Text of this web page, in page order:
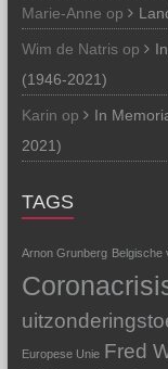
Marie-Anne op
Wim de Natrisop
(1946-2021)
Karin op
In
2021)
TAGS
Arnon Grunberg Belgische
Europese Unie Fred